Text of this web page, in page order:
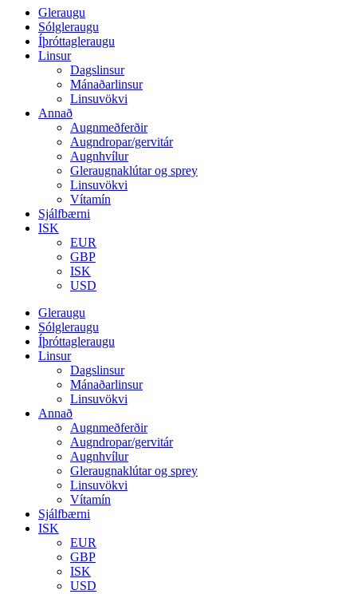
Gleraugu
Sólgleraugu
Íþróttagleraugu
Linsur
Dagslinsur
Mánaðarlinsur
Linsuvökvi
Annað
Augnmeðferðir
Augndropar/gervitár
Augnhvílur
Gleraugnaklútar og sprey
Linsuvökvi
Vítamín
Sjálfbærni
ISK
EUR
GBP
ISK
USD
Gleraugu
Sólgleraugu
Íþróttagleraugu
Linsur
Dagslinsur
Mánaðarlinsur
Linsuvökvi
Annað
Augnmeðferðir
Augndropar/gervitár
Augnhvílur
Gleraugnaklútar og sprey
Linsuvökvi
Vítamín
Sjálfbærni
ISK
EUR
GBP
ISK
USD